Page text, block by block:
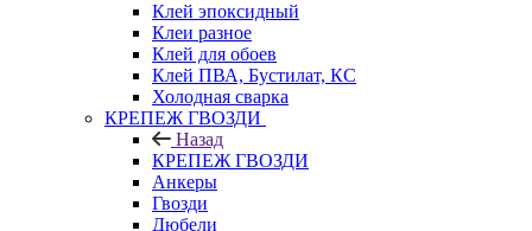
Клей эпоксидный
Клеи разное
Клей для обоев
Клей ПВА, Бустилат, КС
Холодная сварка
КРЕПЕЖ ГВОЗДИ
Назад
КРЕПЕЖ ГВОЗДИ
Анкеры
Гвозди
Дюбели